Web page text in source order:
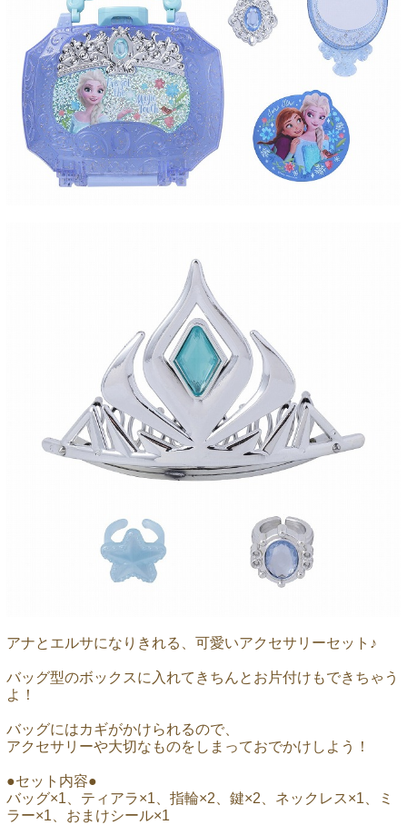
アナとエルサになりきれる、可愛いアクセサリーセット♪
バッグ型のボックスに入れてきちんとお片付けもできちゃう
よ！
バッグにはカギがかけられるので、
アクセサリーや大切なものをしまっておでかけしよう！
●セット内容●
バッグ×1、ティアラ×1、指輪×2、鍵×2、ネックレス×1、ミ
ラー×1、おまけシール×1